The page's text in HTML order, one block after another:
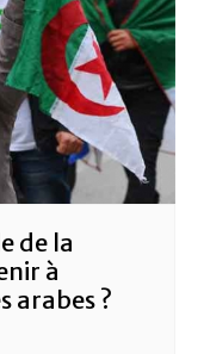
de la
à
arabes ?